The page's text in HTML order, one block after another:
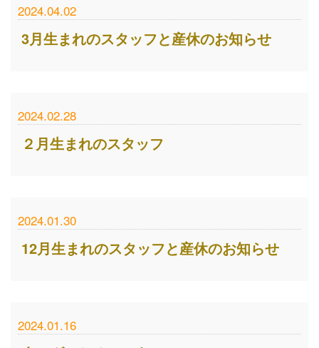
2024.04.02
3月生まれのスタッフと産休のお知らせ
2024.02.28
２月生まれのスタッフ
2024.01.30
12月生まれのスタッフと産休のお知らせ
2024.01.16